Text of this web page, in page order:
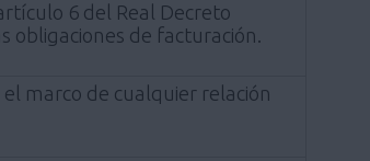
6 del Real Decreto
obligaciones de facturación.
marco de cualquier relación